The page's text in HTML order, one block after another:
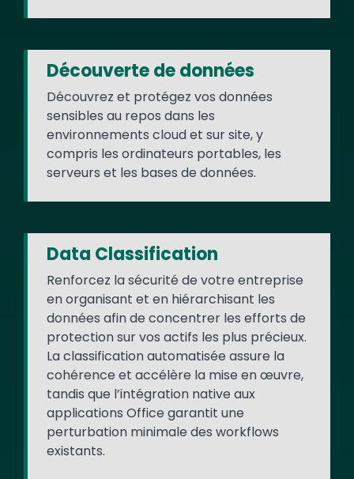
Découverte de données
Découvrez et protégez vos données
sensibles au repos dans les
environnements cloud et sur site, y
compris les ordinateurs portables, les
serveurs et les bases de données.
Data Classification
Renforcez la sécurité de votre entreprise
en organisant et en hiérarchisant les
données afin de concentrer les efforts de
protection sur vos actifs les plus précieux.
La classification automatisée assure la
cohérence et accélère la mise en œuvre,
tandis que l’intégration native aux
applications Office garantit une
perturbation minimale des workflows
existants.